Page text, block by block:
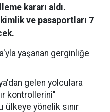
kararı aldı.
ve pasaportları 7
yaşanan gerginliğe
gelen yolculara
kontrollerini"
ülkeye yönelik sınır